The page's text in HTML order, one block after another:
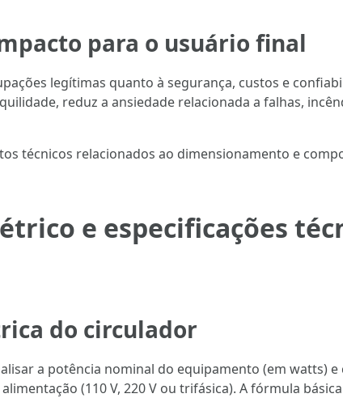
para o usuário final
legítimas quanto à segurança, custos e
reduz a ansiedade relacionada a falhas,
técnicos relacionados ao dimensionamento e
e especificações
do circulador
a potência nominal do equipamento (em watts)
(110 V, 220 V ou trifásica). A fórmula